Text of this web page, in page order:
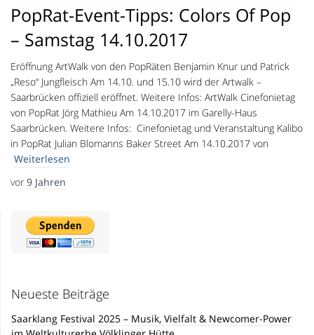
PopRat-Event-Tipps: Colors Of Pop
– Samstag 14.10.2017
Eröffnung ArtWalk von den PopRäten Benjamin Knur und Patrick
„Reso“ Jungfleisch Am 14.10. und 15.10 wird der Artwalk –
Saarbrücken offiziell eröffnet. Weitere Infos: ArtWalk Cinefonietag
von PopRat Jörg Mathieu Am 14.10.2017 im Garelly-Haus
Saarbrücken. Weitere Infos: Cinefonietag und Veranstaltung Kalibo
in PopRat Julian Blomanns Baker Street Am 14.10.2017 von
Weiterlesen
vor 9 Jahren
Neueste Beiträge
Saarklang Festival 2025 – Musik, Vielfalt & Newcomer-Power